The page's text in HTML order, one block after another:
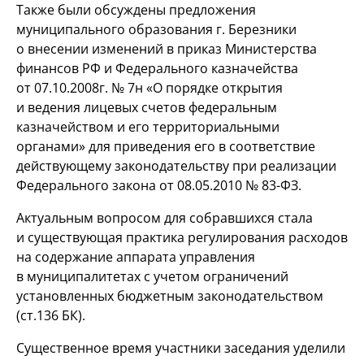
Также были обсуждены предложения
муниципального образования г. Березники
о внесении изменений в приказ Министерства
финансов РФ и Федерального казначейства
от 07.10.2008г. № 7н «О порядке открытия
и ведения лицевых счетов федеральным
казначейством и его территориальными
органами» для приведения его в соответствие
действующему законодательству при реализации
Федерального закона от 08.05.2010 №83-ФЗ.
Актуальным вопросом для собравшихся стала
и существующая практика регулирования расходов
на содержание аппарата управления
в муниципалитетах с учетом ограничений
установленных бюджетным законодательством
(ст.136 БК).
Существенное время участники заседания уделили